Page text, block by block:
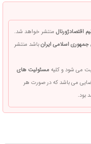
اقتصادژورنالمنتشر خواهد شد.
اسلامی ایرانباشد منتشر
می شود و کلیهمسئولیت های
می باشد که در صورت هر